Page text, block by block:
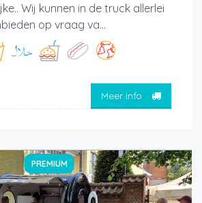
Wij kunnen in de truck allerlei
op vraag va...
Meer info
PREMIUM